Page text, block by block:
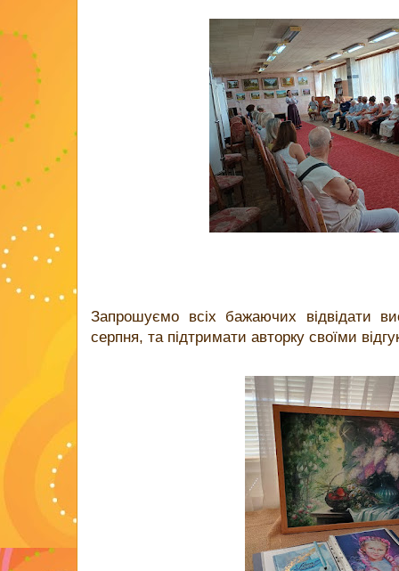
Запрошуємо всіх бажаючих відвідати
серпня, та підтримати авторку своїми